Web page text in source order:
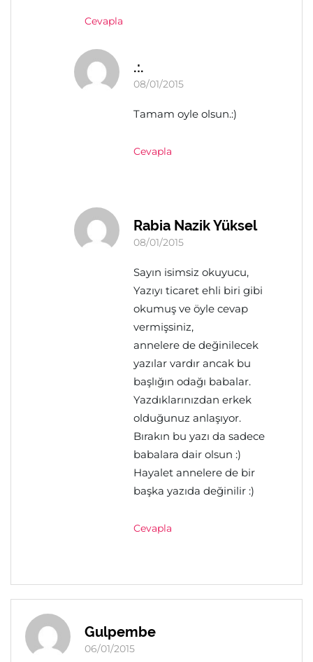
Cevapla
.:.
08/01/2015
Tamam oyle olsun.:)
Cevapla
Rabia Nazik Yüksel
08/01/2015
Sayın isimsiz okuyucu,
Yazıyı ticaret ehli biri gibi
okumuş ve öyle cevap
vermişsiniz,
annelere de değinilecek
yazılar vardır ancak bu
başlığın odağı babalar.
Yazdıklarınızdan erkek
olduğunuz anlaşıyor.
Bırakın bu yazı da sadece
babalara dair olsun :)
Hayalet annelere de bir
başka yazıda değinilir :)
Cevapla
Gulpembe
06/01/2015